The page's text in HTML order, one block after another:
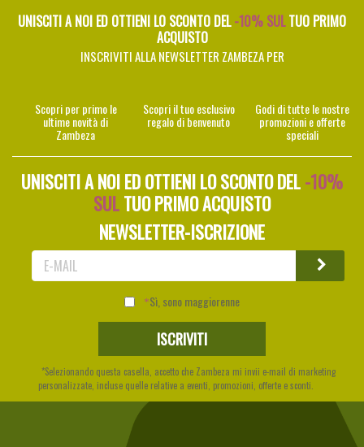
UNISCITI A NOI ED OTTIENI LO SCONTO DEL-10% SULTUO PRIMO
ACQUISTO
INSCRIVITI ALLA NEWSLETTER ZAMBEZA PER
Scopri per primo le
ultime novità di
Zambeza
Scopri il tuo esclusivo
regalo di benvenuto
Godi di tutte le nostre
promozioni e offerte
speciali
UNISCITI A NOI ED OTTIENI LO SCONTO DEL-10%
SULTUO PRIMO ACQUISTO
NEWSLETTER-ISCRIZIONE
Sì, sono maggiorenne
*Selezionando questa casella, accetto che Zambeza mi invii e-mail di marketing
personalizzate, incluse quelle relative a eventi, promozioni, offerte e sconti.